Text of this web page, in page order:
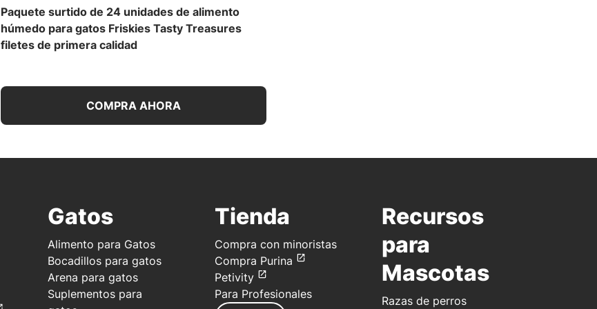
Paquete surtido de 24 unidades de alimento
húmedo para gatos Friskies Tasty Treasures
filetes de primera calidad
COMPRA AHORA
Gatos
Alimento para Gatos
Bocadillos para gatos
Arena para gatos
Suplementos para
Tienda
Compra con minoristas
Compra Purina
Petivity
Para Profesionales
Recursos
para
Mascotas
Razas de perros